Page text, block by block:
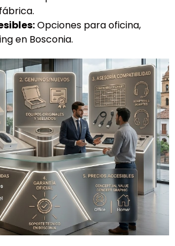
Opciones para oficina,
en Bosconia.